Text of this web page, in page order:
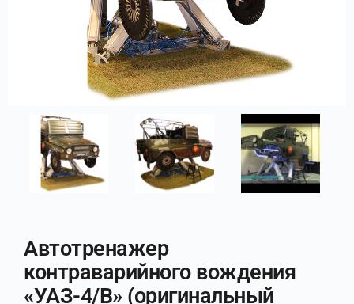
Автотренажер
контраварийного вождения
«УАЗ-4/В» (оригинальный